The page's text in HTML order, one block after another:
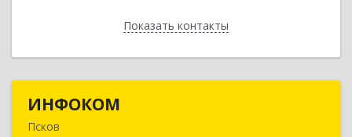
Показать контакты
Назад
ИНФОКОМ
Псков